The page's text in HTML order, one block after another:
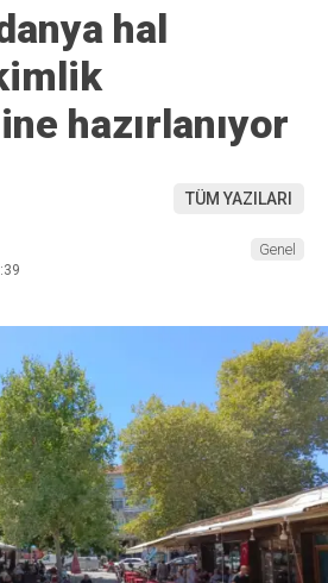
hal
hazırlanıyor
TÜM YAZILARI
Genel